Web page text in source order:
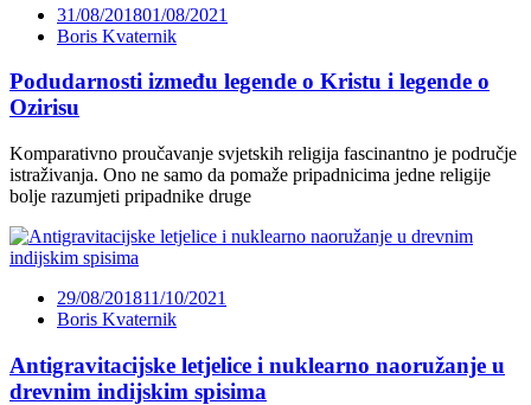
31/08/201801/08/2021
Boris Kvaternik
Podudarnosti između legende o Kristu i legende o
Ozirisu
Komparativno proučavanje svjetskih religija fascinantno je područje
istraživanja. Ono ne samo da pomaže pripadnicima jedne religije
bolje razumjeti pripadnike druge
29/08/201811/10/2021
Boris Kvaternik
Antigravitacijske letjelice i nuklearno naoružanje u
drevnim indijskim spisima